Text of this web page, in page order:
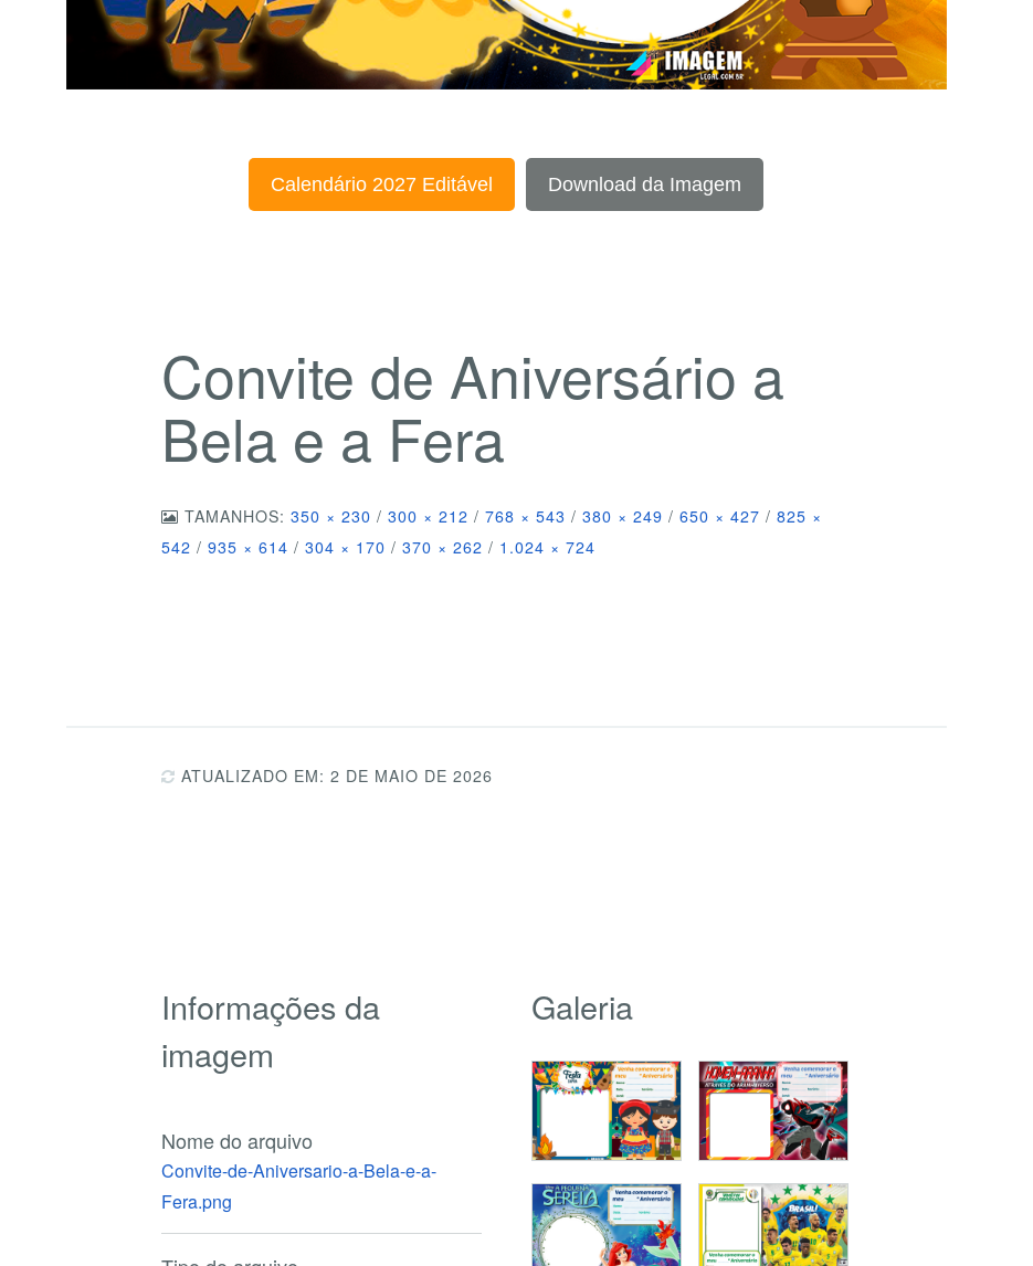
Calendário 2027 Editável Download da Imagem
Convite de Aniversário a
Bela e a Fera
TAMANHOS:350 × 230 / 300 × 212 / 768 × 543 / 380 × 249 / 650 × 427 / 825 ×
542 / 935 × 614 / 304 × 170 / 370 × 262 / 1.024 × 724
ATUALIZADO EM: 2 DE MAIO DE 2026
Informações da
imagem
Nome do arquivo
Convite-de-Aniversario-a-Bela-e-a-
Fera.png
Galeria